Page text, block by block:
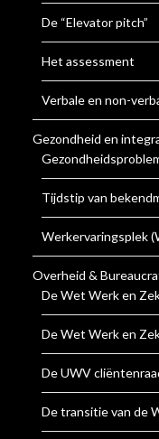
De “Elevator pitch”
Het assessment
Verbale en non-
Gezondheid en
Tijdstip van
Werkervaringsplek
Overheid &
De Wet Werk en
De Wet Werk en
De UWV
De transitie van de